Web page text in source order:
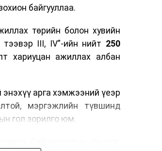
байгууллаа.
төрийн болон хувийн
тээвэр III, IV”-ийн нийт 250
хариуцан ажиллах албан
арга хэмжээний үеэр
мэргэжлийн түвшинд
гол зорилго юм.